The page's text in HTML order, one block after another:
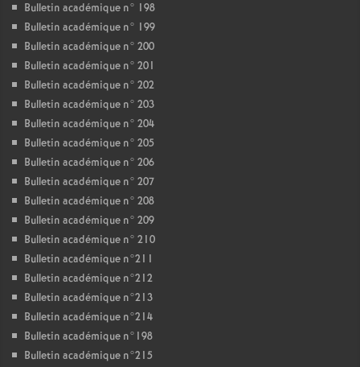
Bulletin académique n° 198
Bulletin académique n° 199
Bulletin académique n° 200
Bulletin académique n° 201
Bulletin académique n° 202
Bulletin académique n° 203
Bulletin académique n° 204
Bulletin académique n° 205
Bulletin académique n° 206
Bulletin académique n° 207
Bulletin académique n° 208
Bulletin académique n° 209
Bulletin académique n° 210
Bulletin académique n°211
Bulletin académique n°212
Bulletin académique n°213
Bulletin académique n°214
Bulletin académique n°198
Bulletin académique n°215